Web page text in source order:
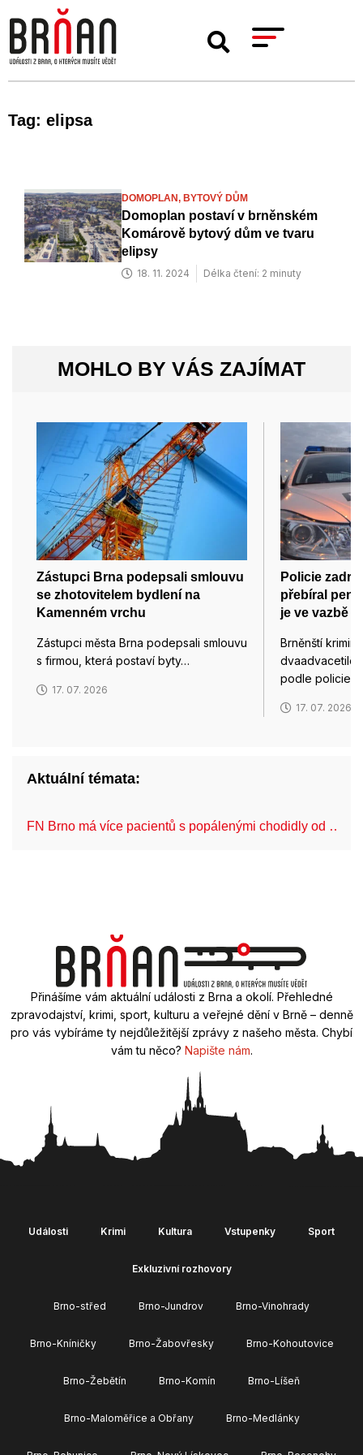
Tag: elipsa
DOMOPLAN, BYTOVÝ DŮM
Domoplan postaví v brněnském
Komárově bytový dům ve tvaru
elipsy
18. 11. 2024 Délka čtení: 2 minuty
MOHLO BY VÁS ZAJÍMAT
Zástupci Brna podepsali smlouvu
se zhotovitelem bydlení na
Kamenném vrchu
Zástupci města Brna podepsali smlouvu
s firmou, která postaví byty…
17. 07. 2026
Policie
přebíral
je ve vazbě
Brněnští
podle policie
17. 07. 2026
Aktuální témata:
FN Brno má více pacientů s popálenými chodidly od …
Přinášíme vám aktuální události z Brna a okolí. Přehledné
zpravodajství, krimi, sport, kulturu a veřejné dění v Brně – denně
pro vás vybíráme ty nejdůležitější zprávy z našeho města. Chybí
vám tu něco? Napište nám.
Události Krimi Kultura Vstupenky Sport
Exkluzivní rozhovory
Brno-střed Brno-Jundrov Brno-Vinohrady
Brno-Kníničky Brno-Žabovřesky Brno-Kohoutovice
Brno-Žebětín Brno-Komín Brno-Líšeň
Brno-Maloměřice a Obřany Brno-Medlánky